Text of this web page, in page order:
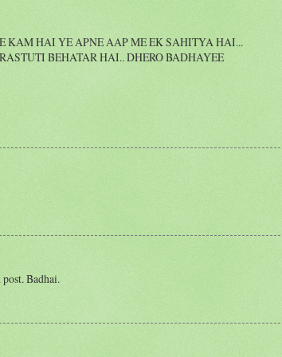
KAM HAI YE APNE AAP ME EK SAHITYA HAI...
BEHATAR HAI.. DHERO BADHAYEE
Badhai.